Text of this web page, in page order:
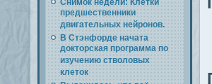
предшественники
двигательных нейронов.
В Стэнфорде начата
докторская программа по
изучению стволовых
клеток